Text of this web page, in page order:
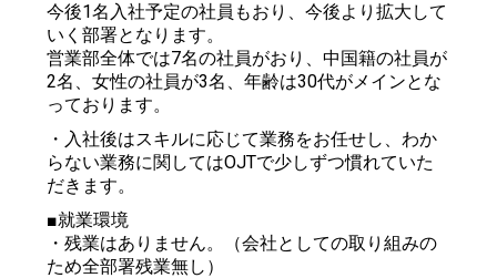
今後1名入社予定の社員もおり、今後より拡大して
いく部署となります。
営業部全体では7名の社員がおり、中国籍の社員が
2名、女性の社員が3名、年齢は30代がメインとな
っております。
・入社後はスキルに応じて業務をお任せし、わか
らない業務に関してはOJTで少しずつ慣れていた
だきます。
■就業環境
・残業はありません。（会社としての取り組みの
ため全部署残業無し）